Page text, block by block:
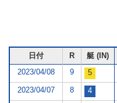
日付 R 艇 (IN)
2023/04/08
9
2023/04/07 8